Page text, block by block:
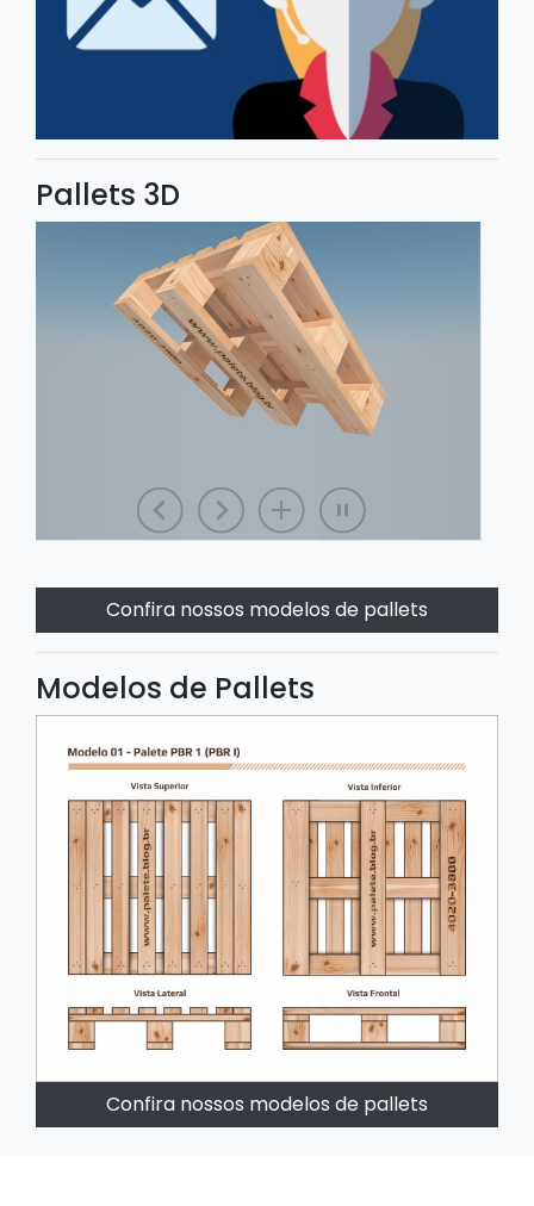
Pallets 3D
Confira nossos modelos de pallets
Modelos de Pallets
Confira nossos modelos de pallets